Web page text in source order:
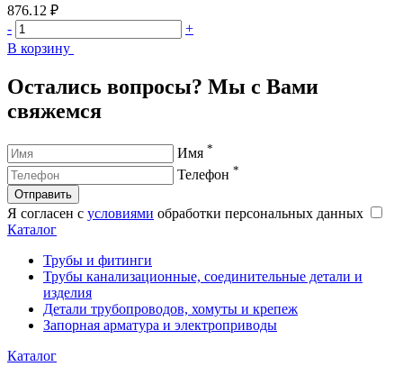
876.12 ₽
-
+
В корзину
Остались вопросы? Мы с Вами
свяжемся
Имя *
Телефон *
Отправить
Я согласен с условиями обработки персональных данных
Каталог
Трубы и фитинги
Трубы канализационные, соединительные детали и
изделия
Детали трубопроводов, хомуты и крепеж
Запорная арматура и электроприводы
Каталог